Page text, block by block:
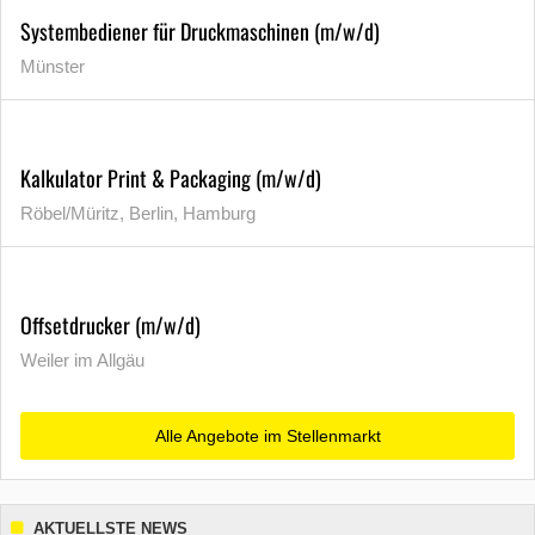
Systembediener für Druckmaschinen (m/w/d)
Münster
Kalkulator Print & Packaging (m/w/d)
Röbel/Müritz, Berlin, Hamburg
Offsetdrucker (m/w/d)
Weiler im Allgäu
Alle Angebote im Stellenmarkt
AKTUELLSTE NEWS